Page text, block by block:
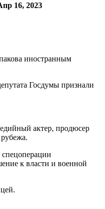
16, 2023
иностранным
актер, продюсер
к власти и военной